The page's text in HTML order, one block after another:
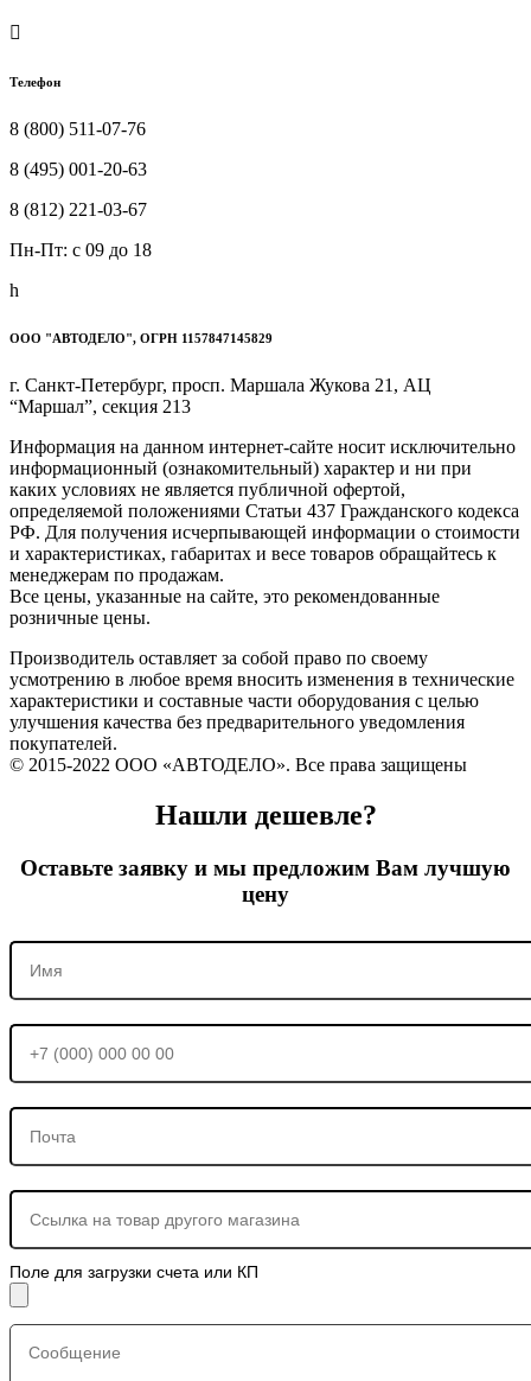

Телефон
8 (800) 511-07-76
8 (495) 001-20-63
8 (812) 221-03-67
Пн-Пт: c 09 до 18
h
ООО "АВТОДЕЛО", ОГРН 1157847145829
г. Санкт-Петербург, просп. Маршала Жукова 21, АЦ
“Маршал”, секция 213
Информация на данном интернет-сайте носит исключительно
информационный (ознакомительный) характер и ни при
каких условиях не является публичной офертой,
определяемой положениями Статьи 437 Гражданского кодекса
РФ. Для получения исчерпывающей информации о стоимости
и характеристиках, габаритах и весе товаров обращайтесь к
менеджерам по продажам.
Все цены, указанные на сайте, это рекомендованные
розничные цены.
Производитель оставляет за собой право по своему
усмотрению в любое время вносить изменения в технические
характеристики и составные части оборудования с целью
улучшения качества без предварительного уведомления
покупателей.
© 2015-2022 ООО «АВТОДЕЛО». Все права защищены
Нашли дешевле?
Оставьте заявку и мы предложим Вам лучшую
цену
Поле для загрузки счета или КП